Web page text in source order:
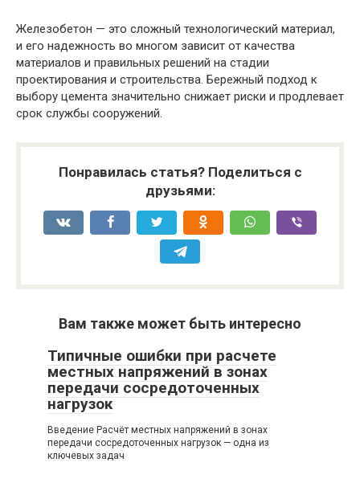
Железобетон — это сложный технологический материал,
и его надежность во многом зависит от качества
материалов и правильных решений на стадии
проектирования и строительства. Бережный подход к
выбору цемента значительно снижает риски и продлевает
срок службы сооружений.
Понравилась статья? Поделиться с
друзьями:
Вам также может быть интересно
Типичные ошибки при расчете
местных напряжений в зонах
передачи сосредоточенных
нагрузок
Введение Расчёт местных напряжений в зонах
передачи сосредоточенных нагрузок — одна из
ключевых задач